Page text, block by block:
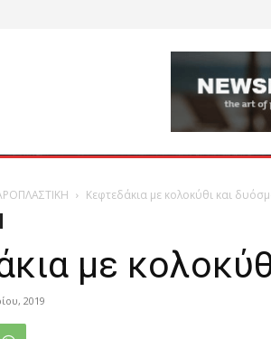
Κεφτεδάκια με κολοκύθι και
με
2019